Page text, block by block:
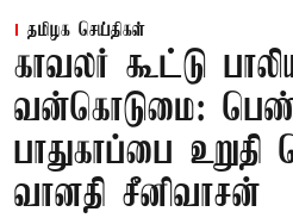
தமிழக செய்திகள்
காவலர் கூட்டு
வன்கொடுமை:
பாதுகாப்பை
வானதி சீனிவாசன்